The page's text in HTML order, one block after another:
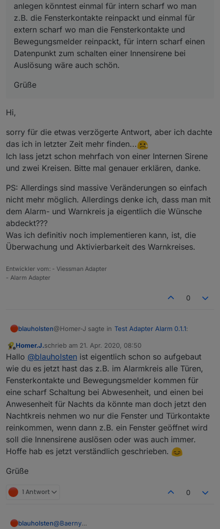
anlegen könntest einmal für intern scharf wo man
z.B. die Fensterkontakte reinpackt und einmal für
extern scharf wo man die Fensterkontakte und
Bewegungsmelder reinpackt, für intern scharf einen
Datenpunkt zum schalten einer Innensirene bei
Auslösung wäre auch schön.
Grüße
Hi,
sorry für die etwas verzögerte Antwort, aber ich dachte
das ich in letzter Zeit mehr finden...
Ich lass jetzt schon mehrfach von einer Internen Sirene
und zwei Kreisen. Bitte mal genauer erklären, danke.
PS: Allerdings sind massive Veränderungen so einfach
nicht mehr möglich. Allerdings denke ich, dass man mit
dem Alarm- und Warnkreis ja eigentlich die Wünsche
abdeckt???
Was ich definitiv noch implementieren kann, ist, die
Überwachung und Aktivierbarkeit des Warnkreises.
Entwickler vom: - Viessman Adapter
- Alarm Adapter
0
blauholsten@Homer-J sagte in Test Adapter Alarm 0.1.1:
Hi@blauholstenfunktioniert Klasse, ist es
eventuell möglich das du 2 Datenpunkte zum
scharf schalten anlegen könntest einmal für
intern scharf wo man z.B. die
Fensterkontakte reinpackt und einmal für
extern scharf wo man die Fensterkontakte
und Bewegungsmelder reinpackt, für intern
scharf einen Datenpunkt zum schalten einer
Innensirene bei Auslösung wäre auch schön.
Grüße
Hi,
sorry für die etwas verzögerte Antwort, aber ich
dachte das ich in letzter Zeit mehr finden...
Ich lass jetzt schon mehrfach von einer Internen
Sirene und zwei Kreisen. Bitte mal genauer
erklären, danke.
PS: Allerdings sind massive Veränderungen so
einfach nicht mehr möglich. Allerdings denke ich,
dass man mit dem Alarm- und Warnkreis ja
eigentlich die Wünsche abdeckt???
Was ich definitiv noch implementieren kann, ist,
die Überwachung und Aktivierbarkeit des
Offline
Homer.J.schrieb am 21. Apr. 2020, 08:50
zuletzt editiert von
Hallo @blauholsten ist eigentlich schon so aufgebaut
wie du es jetzt hast das z.B. im Alarmkreis alle Türen,
Fensterkontakte und Bewegungsmelder kommen für
eine scharf Schaltung bei Abwesenheit, und einen bei
Anwesenheit für Nachts da könnte man doch jetzt den
Nachtkreis nehmen wo nur die Fenster und Türkontakte
reinkommen, wenn dann z.B. ein Fenster geöffnet wird
soll die Innensirene auslösen oder was auch immer.
Hoffe hab es jetzt verständlich geschrieben.
Grüße
1 Antwort 0
blauholsten@Baerny